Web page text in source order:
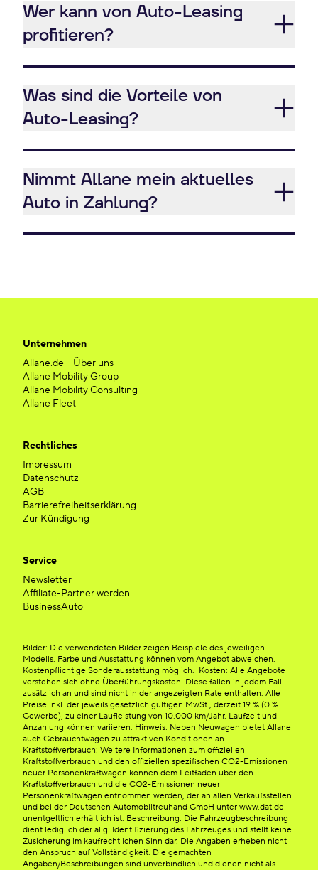
Wer kann von Auto-Leasing
profitieren?
Was sind die Vorteile von
Auto-Leasing?
Nimmt Allane mein aktuelles
Auto in Zahlung?
Unternehmen
Allane.de – Über uns
Allane Mobility Group
Allane Mobility Consulting
Allane Fleet
Rechtliches
Impressum
Datenschutz
AGB
Barrierefreiheitserklärung
Zur Kündigung
Service
Newsletter
Affiliate-Partner werden
BusinessAuto
Bilder: Die verwendeten Bilder zeigen Beispiele des jeweiligen
Modells. Farbe und Ausstattung können vom Angebot abweichen.
Kostenpflichtige Sonderausstattung möglich. Kosten: Alle Angebote
verstehen sich ohne Überführungskosten. Diese fallen in jedem Fall
zusätzlich an und sind nicht in der angezeigten Rate enthalten. Alle
Preise inkl. der jeweils gesetzlich gültigen MwSt., derzeit 19 % (0 %
Gewerbe), zu einer Laufleistung von 10.000 km/Jahr. Laufzeit und
Anzahlung können variieren. Hinweis: Neben Neuwagen bietet Allane
auch Gebrauchtwagen zu attraktiven Konditionen an.
Kraftstoffverbrauch: Weitere Informationen zum offiziellen
Kraftstoffverbrauch und den offiziellen spezifischen CO2-Emissionen
neuer Personenkraftwagen können dem Leitfaden über den
Kraftstoffverbrauch und die CO2-Emissionen neuer
Personenkraftwagen entnommen werden, der an allen Verkaufsstellen
und bei der Deutschen Automobiltreuhand GmbH unter www.dat.de
unentgeltlich erhältlich ist. Beschreibung: Die Fahrzeugbeschreibung
dient lediglich der allg. Identifizierung des Fahrzeuges und stellt keine
Zusicherung im kaufrechtlichen Sinn dar. Die Angaben erheben nicht
den Anspruch auf Vollständigkeit. Die gemachten
Angaben/Beschreibungen sind unverbindlich und dienen nicht als